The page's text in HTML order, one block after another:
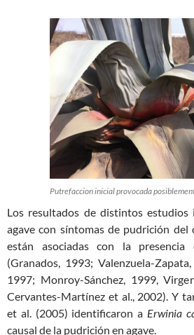
Putrefaccion inicial provocada
Los resultados de distintos estudios
agave con síntomas de pudrición del
están asociadas con la presencia
(Granados, 1993; Valenzuela-
1997; Monroy-Sánchez, 1999,
Cervantes-Martínez et al., 2002). Y
et al. (2005) identificaron a Erwinia
causal de la pudrición en agave.